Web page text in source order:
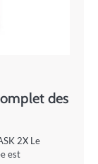
des
2X Le
est